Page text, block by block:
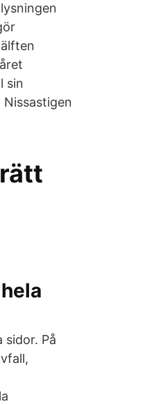
sin
På